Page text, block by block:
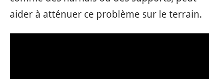
aider à atténuer ce problème sur le terrain.